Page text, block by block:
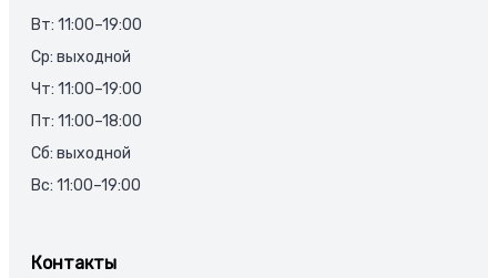
Вт: 11:00–19:00
Ср: выходной
Чт: 11:00–19:00
Пт: 11:00–18:00
Сб: выходной
Вс: 11:00–19:00
Контакты